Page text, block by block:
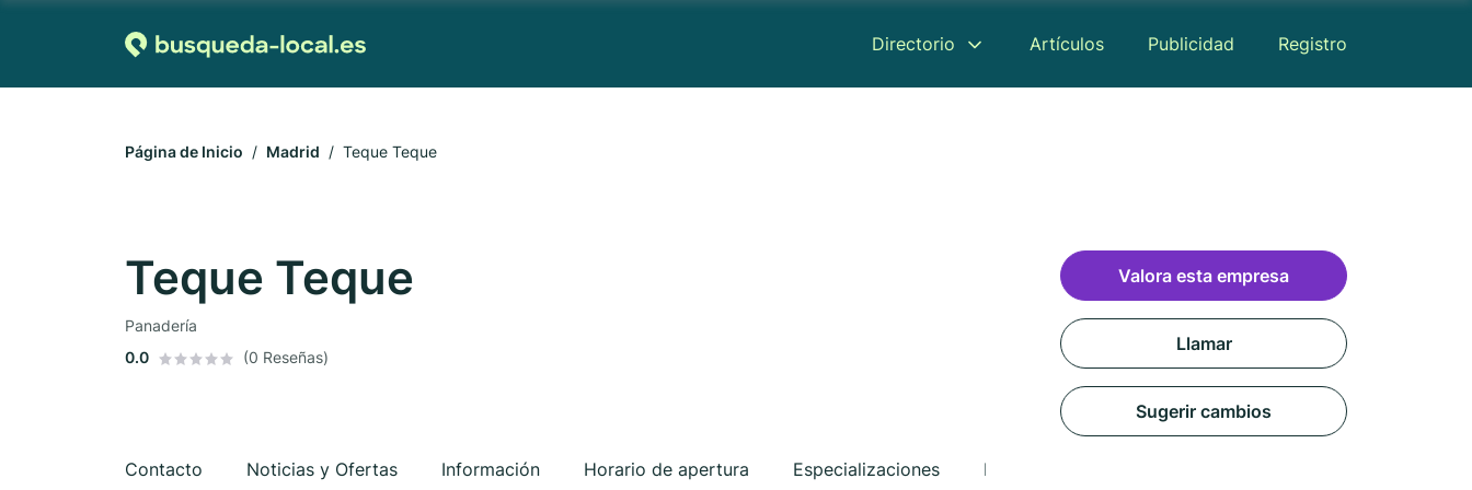
Directorio Artículos Publicidad Registro
Página de Inicio Madrid Teque Teque
Teque Teque
Panadería
0.0
(0 Reseñas)
Contacto Noticias y Ofertas Información Horario de apertura Especializaciones Mapa
Valora esta empresa
Llamar
Sugerir cambios